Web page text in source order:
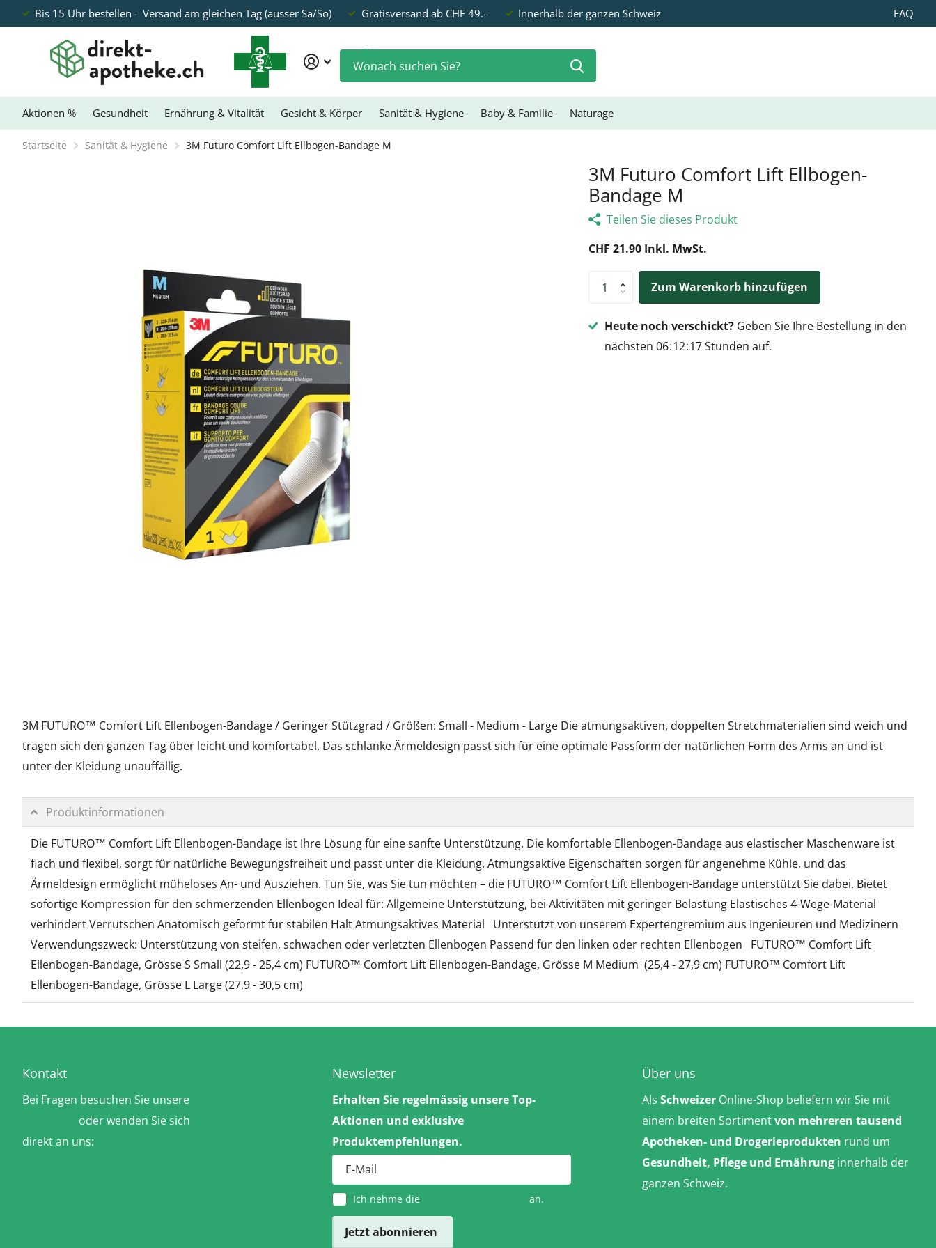
Bis 15 Uhr bestellen – Versand am gleichen Tag (ausser Sa/So) Gratisversand ab CHF 49.– Innerhalb der ganzen Schweiz FAQ
Aktionen % Gesundheit Ernährung & Vitalität Gesicht & Körper Sanität & Hygiene Baby & Familie Naturage
Startseite Sanität & Hygiene 3M Futuro Comfort Lift Ellbogen-Bandage M
3M Futuro Comfort Lift Ellbogen-
Bandage M
Teilen Sie dieses Produkt
CHF 21.90 Inkl. MwSt.
Zum Warenkorb hinzufügen
Heute noch verschickt?Geben Sie Ihre Bestellung in den
nächsten 06 12 17Stunden auf.
3M FUTURO™ Comfort Lift Ellenbogen-Bandage / Geringer Stützgrad / Größen: Small - Medium - Large Die atmungsaktiven, doppelten Stretchmaterialien sind weich und
tragen sich den ganzen Tag über leicht und komfortabel. Das schlanke Ärmeldesign passt sich für eine optimale Passform der natürlichen Form des Arms an und ist
unter der Kleidung unauffällig.
Produktinformationen
Die FUTURO™ Comfort Lift Ellenbogen-Bandage ist Ihre Lösung für eine sanfte Unterstützung. Die komfortable Ellenbogen-Bandage aus elastischer Maschenware ist
flach und flexibel, sorgt für natürliche Bewegungsfreiheit und passt unter die Kleidung. Atmungsaktive Eigenschaften sorgen für angenehme Kühle, und das
Ärmeldesign ermöglicht müheloses An- und Ausziehen. Tun Sie, was Sie tun möchten – die FUTURO™ Comfort Lift Ellenbogen-Bandage unterstützt Sie dabei. Bietet
sofortige Kompression für den schmerzenden Ellenbogen Ideal für: Allgemeine Unterstützung, bei Aktivitäten mit geringer Belastung Elastisches 4-Wege-Material
verhindert Verrutschen Anatomisch geformt für stabilen Halt Atmungsaktives Material Unterstützt von unserem Expertengremium aus Ingenieuren und Medizinern
Verwendungszweck: Unterstützung von steifen, schwachen oder verletzten Ellenbogen Passend für den linken oder rechten Ellenbogen FUTURO™ Comfort Lift
Ellenbogen-Bandage, Grösse S Small (22,9 - 25,4 cm) FUTURO™ Comfort Lift Ellenbogen-Bandage, Grösse M Medium (25,4 - 27,9 cm) FUTURO™ Comfort Lift
Ellenbogen-Bandage, Grösse L Large (27,9 - 30,5 cm)
Kontakt
Bei Fragen besuchen Sie unsere
oder wenden Sie sich
direkt an uns:
Newsletter
Erhalten Sie regelmässig unsere Top-
Aktionen und exklusive
Produktempfehlungen.
Ich nehme die an.
Jetzt abonnieren
Über uns
AlsSchweizer Online-Shop beliefern wir Sie mit
einem breiten Sortimentvon mehreren tausend
Apotheken- und Drogerieprodukten rund um
Gesundheit, Pflege und Ernährung innerhalb der
ganzen Schweiz.